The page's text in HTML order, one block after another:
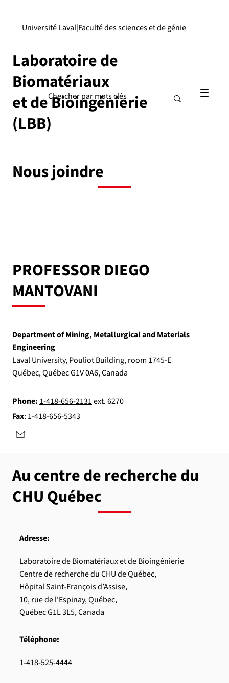
Laboratoire de
Biomatériaux
et de Bioingénierie
(LBB)
|
Université Laval Faculté des sciences et de génie
Nous joindre
Au centre de recherche du
CHU Québec
Adresse:
Laboratoire de Biomatériaux et de Bioingénierie
Centre de recherche du CHU de Québec,
Hôpital Saint-François d’Assise,
10, rue de l'Espinay, Québec,
Québec G1L 3L5, Canada
Téléphone:
1-418-525-4444
PROFESSOR DIEGO
MANTOVANI
Department of Mining, Metallurgical and Materials
Engineering
Laval University, Pouliot Building, room 1745-E
Québec, Québec G1V 0A6, Canada
Phone: 1-418-656-2131ext. 6270
Fax: 1-418-656-5343